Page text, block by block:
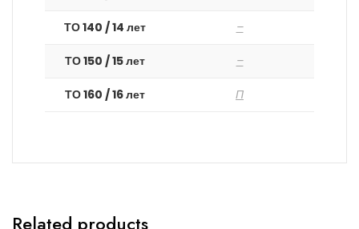
ТО 140 / 14 лет –
ТО 150 / 15 лет –
ТО 160 / 16 лет П
Related products